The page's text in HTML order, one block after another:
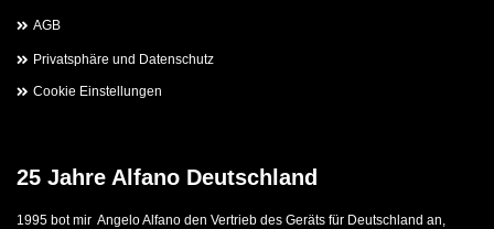
AGB
Privatsphäre und Datenschutz
Cookie Einstellungen
25 Jahre Alfano Deutschland
1995 bot mir Angelo Alfano den Vertrieb des Geräts für Deutschland an,